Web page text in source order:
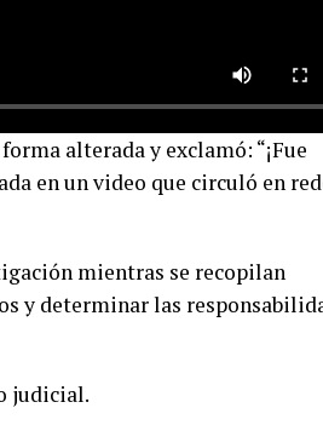
alterada y exclamó: “¡Fue
en un video que circuló en
mientras se recopilan
y determinar las
judicial.